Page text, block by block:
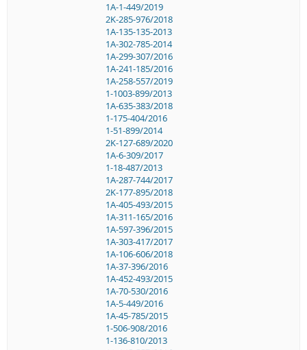
1A-1-449/2019
2K-285-976/2018
1A-135-135-2013
1A-302-785-2014
1A-299-307/2016
1A-241-185/2016
1A-258-557/2019
1-1003-899/2013
1A-635-383/2018
1-175-404/2016
1-51-899/2014
2K-127-689/2020
1A-6-309/2017
1-18-487/2013
1A-287-744/2017
2K-177-895/2018
1A-405-493/2015
1A-311-165/2016
1A-597-396/2015
1A-303-417/2017
1A-106-606/2018
1A-37-396/2016
1A-452-493/2015
1A-70-530/2016
1A-5-449/2016
1A-45-785/2015
1-506-908/2016
1-136-810/2013